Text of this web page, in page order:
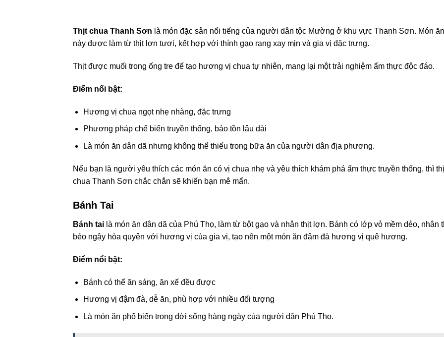
Thịt chua Thanh Sơn là món đặc sản nổi tiếng của người dân tộc Mường ở khu vực Thanh Sơn. Món ăn
này được làm từ thịt lợn tươi, kết hợp với thính gạo rang xay mịn và gia vị đặc trưng.
Thịt được muối trong ống tre để tạo hương vị chua tự nhiên, mang lại một trải nghiệm ẩm thực độc đáo.
Điểm nổi bật:
Hương vị chua ngọt nhẹ nhàng, đặc trưng
Phương pháp chế biến truyền thống, bảo tồn lâu dài
Là món ăn dân dã nhưng không thể thiếu trong bữa ăn của người dân địa phương.
Nếu bạn là người yêu thích các món ăn có vị chua nhẹ và yêu thích khám phá ẩm thực truyền thống, thì
chua Thanh Sơn chắc chắn sẽ khiến bạn mê mẩn.
Bánh Tai
Bánh tai là món ăn dân dã của Phú Thọ, làm từ bột gạo và nhân thịt lợn. Bánh có lớp vỏ mềm dẻo, nhân
béo ngậy hòa quyện với hương vị của gia vị, tạo nên một món ăn đậm đà hương vị quê hương.
Điểm nổi bật:
Bánh có thể ăn sáng, ăn xế đều được
Hương vị đậm đà, dễ ăn, phù hợp với nhiều đối tượng
Là món ăn phổ biến trong đời sống hàng ngày của người dân Phú Thọ.